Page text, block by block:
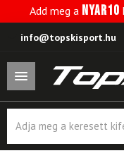
Add meg a NYAR10
info@topskisport.hu
search